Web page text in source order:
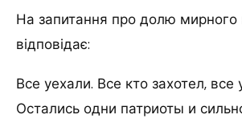
На запитання про долю мирного
відповідає:
Все уехали. Все кто захотел, все
Остались одни патриоты и